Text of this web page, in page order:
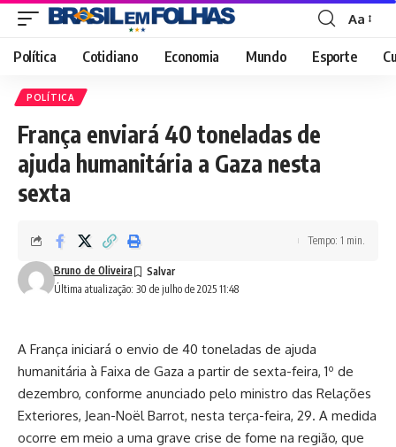
Font
Resizer
Aa
Política Cotidiano Economia Mundo Esporte
POLÍTICA
França enviará 40 toneladas de
ajuda humanitária a Gaza nesta
sexta
Última atualização: 30 de julho de 2025 11:48
Bruno de Oliveira
Tempo: 1 min.
A França iniciará o envio de 40 toneladas de ajuda
humanitária à Faixa de Gaza a partir de sexta-feira, 1º de
dezembro, conforme anunciado pelo ministro das Relações
Exteriores, Jean-Noël Barrot, nesta terça-feira, 29. A medida
ocorre em meio a uma grave crise de fome na região, que